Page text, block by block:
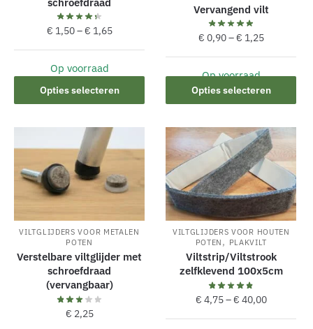
€ 1,50–€ 1,65
Op voorraad
Opties selecteren
Dit
product
meerdere
variaties.
Deze
optie
worden
op
de
productpagina
Vervangend vilt
€ 0,90–€ 1,25
Op voorraad
Opties selecteren
Dit
product
meerdere
variaties.
Deze
optie
kan
gekozen
worden
op
de
productpagina
VILTGLIJDERS VOOR METALEN
POTEN
Verstelbare viltglijder met
schroefdraad
(vervangbaar)
€ 2,25
VILTGLIJDERS VOOR HOUTEN
POTEN , PLAKVILT
Viltstrip/Viltstrook
zelfklevend 100x5cm
€ 4,75–€ 40,00